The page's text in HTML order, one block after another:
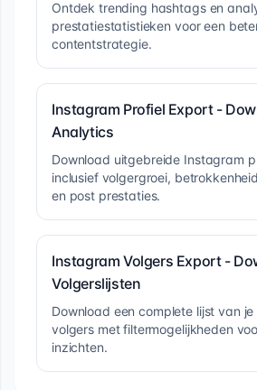
Ontdek trending hashtags en
prestatiestatistieken voor een
contentstrategie.
Instagram Profiel Export -
Analytics
Download uitgebreide Instagram
inclusief volgergroei,
en post prestaties.
Instagram Volgers Export -
Volgerslijsten
Download een complete lijst van
volgers met filtermogelijkheden
inzichten.